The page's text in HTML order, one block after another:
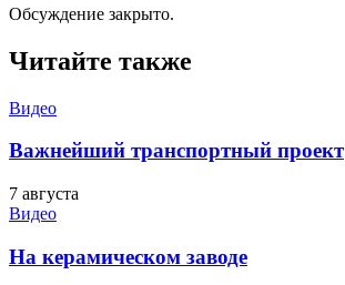
Обсуждение закрыто.
Читайте также
Видео
Важнейший транспортный проект
7 августа
Видео
На керамическом заводе